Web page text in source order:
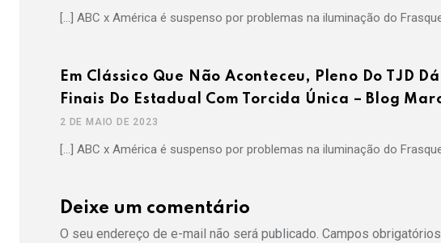
[…] ABC x América é suspenso por problemas na iluminação do
Em Clássico Que Não Aconteceu, Pleno Do TJD
Finais Do Estadual Com Torcida Única – Blog
2 DE MAIO DE 2023
[…] ABC x América é suspenso por problemas na iluminação do
Deixe um comentário
O seu endereço de e-mail não será publicado. Campos